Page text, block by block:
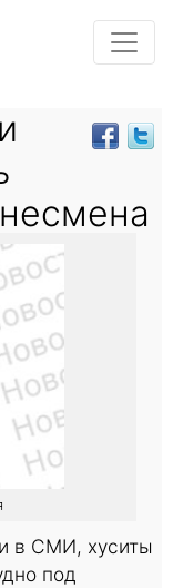
в СМИ, хуситы
под